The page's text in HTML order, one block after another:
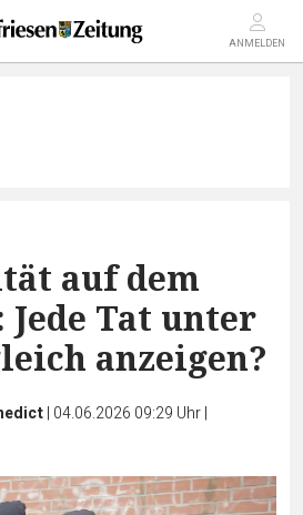
ANMELDEN
auf dem
Jede Tat unter
anzeigen?
| 04.06.2026 09:29 Uhr|